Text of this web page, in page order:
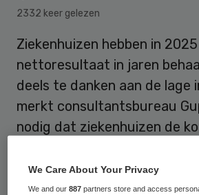
2332 keer gelezen
Ziekenhuizen hebben in
nettoresultaat in jaren
deels te danken aan de lage
merkt consultantsbureau
nodig dat ziekenhuizen de
We Care About Your Privacy
We and our887 partners store and access